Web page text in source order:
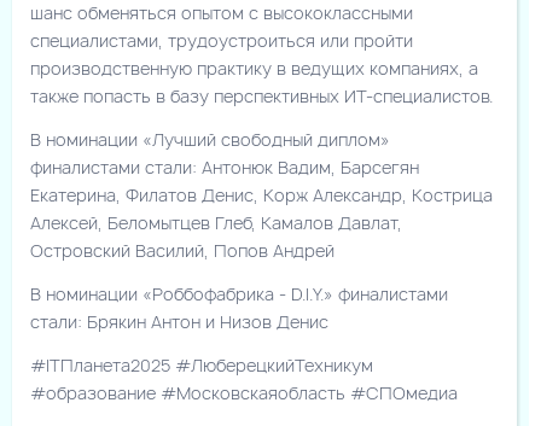
шанс обменяться опытом с высококлассными
специалистами, трудоустроиться или пройти
производственную практику в ведущих компаниях, а
также попасть в базу перспективных ИТ-специалистов.
В номинации «Лучший свободный диплом»
финалистами стали: Антонюк Вадим, Барсегян
Екатерина, Филатов Денис, Корж Александр, Кострица
Алексей, Беломытцев Глеб, Камалов Давлат,
Островский Василий, Попов Андрей
В номинации «Роббофабрика - D.I.Y.» финалистами
стали: Брякин Антон и Низов Денис
#ITПланета2025 #ЛюберецкийТехникум
#образование #Московскаяобласть #СПОмедиа